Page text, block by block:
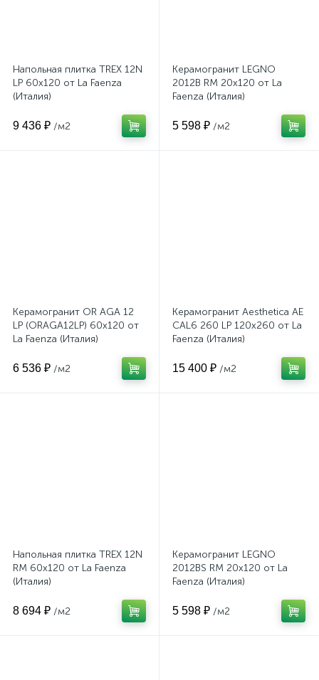
Напольная плитка TREX 12N
LP 60x120 от La Faenza
(Италия)
9 436 ₽ /м2
Керамогранит LEGNO
2012B RM 20x120 от La
Faenza (Италия)
5 598 ₽ /м2
Керамогранит OR AGA 12
LP (ORAGA12LP) 60x120 от
La Faenza (Италия)
6 536 ₽ /м2
Керамогранит Aesthetica AE
CAL6 260 LP 120x260 от La
Faenza (Италия)
15 400 ₽ /м2
Напольная плитка TREX 12N
RM 60x120 от La Faenza
(Италия)
8 694 ₽ /м2
Керамогранит LEGNO
2012BS RM 20x120 от La
Faenza (Италия)
5 598 ₽ /м2